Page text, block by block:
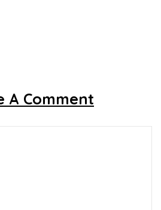
A Comment